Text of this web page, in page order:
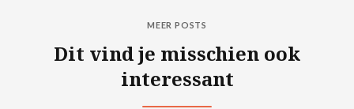
MEER POSTS
Dit vind je misschien ook
interessant